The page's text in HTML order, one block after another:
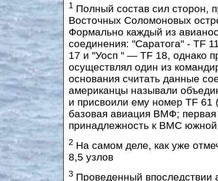
1 Полный состав сил сторон,
Восточных Соломоновых
Формально каждый из
соединения: "Саратога" - TF
17 и "Уосп " — TF 18, однако
осуществлял один из
основания считать данные
американцы называли
и присвоили ему номер TF
базовая авиация ВМФ;
принадлежность к ВМС южной
2 На самом деле, как уже
8,5 узлов
3 Проведенный впоследствии